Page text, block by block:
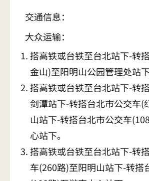
交通信息：
大众运输：
搭高铁或台铁至台北站下-转
金山)至阳明山公园管理处站下
搭高铁或台铁至台北站下-转
剑潭站下-转搭台北市公交车(
山站下-转搭台北市公交车
心站下。
搭高铁或台铁至台北站下-转
车(260路)至阳明山站下-转搭